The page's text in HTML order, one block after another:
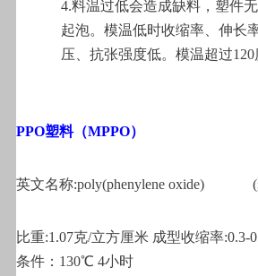
4.料温过低会造成缺料，塑件
起泡。模温低时收缩率、伸长
压、抗张强度低。模温超过
PPO塑料（MPPO）
英文名称:poly(phenylene oxide) (
比重:1.07克/立方厘米 成型收缩率
条件：130℃ 4小时